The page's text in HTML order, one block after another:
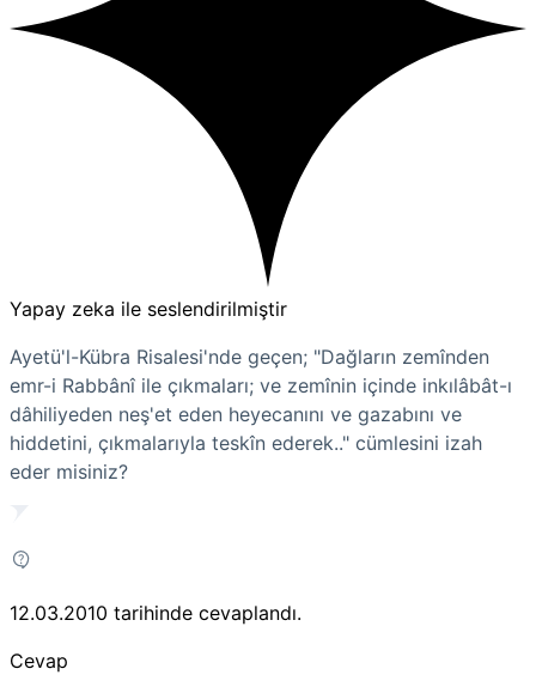
Yapay zeka ile seslendirilmiştir
Ayetü'l-Kübra Risalesi'nde geçen; "Dağların zemînden
emr-i Rabbânî ile çıkmaları; ve zemînin içinde inkılâbât-ı
dâhiliyeden neş'et eden heyecanını ve gazabını ve
hiddetini, çıkmalarıyla teskîn ederek.." cümlesini izah
eder misiniz?
12.03.2010 tarihinde cevaplandı.
Cevap